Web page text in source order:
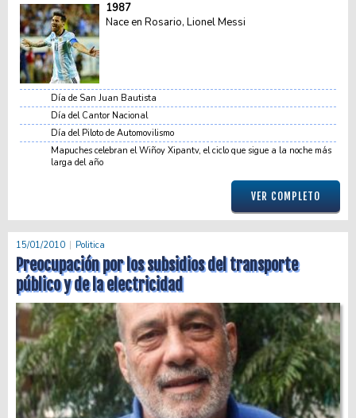
1987
Nace en Rosario, Lionel Messi
Día de San Juan Bautista
Día del Cantor Nacional
Día del Piloto de Automovilismo
Mapuches celebran el Wiñoy Xipantv, el ciclo que sigue a la noche más
larga del año
VER COMPLETO
15/01/2010 Politica
Preocupación por los subsidios del transporte
público y de la electricidad